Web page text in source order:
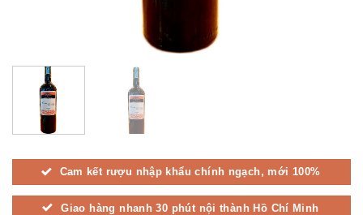
Cam kết rượu nhập khẩu chính ngạch, mới 100%
Giao hàng nhanh 30 phút nội thành Hồ Chí Minh